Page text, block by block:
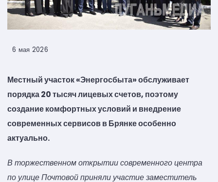
6 мая 2026
Местный участок «Энергосбыта» обслуживает
порядка 20 тысяч лицевых счетов, поэтому
создание комфортных условий и внедрение
современных сервисов в Брянке особенно
актуально.
В торжественном открытии современного центра
по улице Почтовой приняли участие заместитель